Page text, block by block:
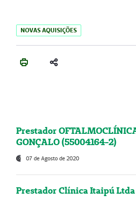
NOVAS AQUISIÇÕES
Prestador
GONÇALO (55004164-2)
07 de Agosto de 2020
Prestador Clínica Itaipú